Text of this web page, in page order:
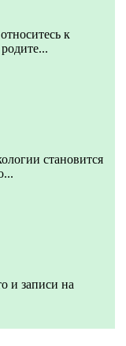
к
становится
и записи на